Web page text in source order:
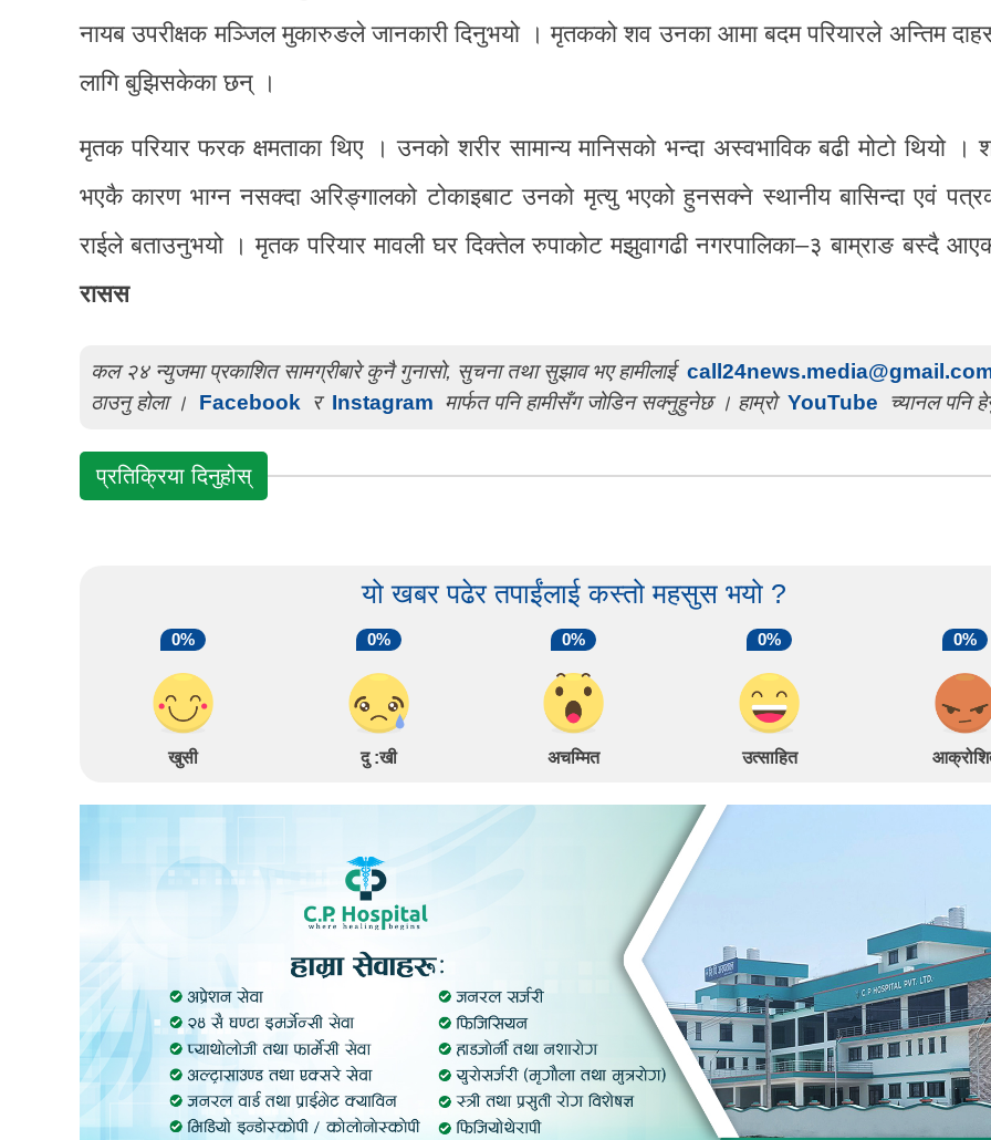
नायब उपरीक्षक मञ्जिल मुकारुङले जानकारी दिनुभयो । मृतकको शव उनका आमा बदम परियारले अन्तिम
लागि बुझिसकेका छन् ।
मृतक परियार फरक क्षमताका थिए । उनको शरीर सामान्य मानिसको भन्दा अस्वभाविक बढी मोटो थियो ।
भएकै कारण भाग्न नसक्दा अरिङ्गालको टोकाइबाट उनको मृत्यु भएको हुनसक्ने स्थानीय बासिन्दा एवं
राईले बताउनुभयो । मृतक परियार मावली घर दिक्तेल रुपाकोट मझुवागढी नगरपालिका–३ बाम्राङ बस्दै
रासस
कल २४ न्युजमा प्रकाशित सामग्रीबारे कुनै गुनासो, सुचना तथा सुझाव भए हामीलाई
ठाउनु होला ।
Facebook र Instagram मार्फत पनि हामीसँग जोडिन सक्नुहुनेछ । हाम्रो YouTube च्यानल पनि
प्रतिक्रिया दिनुहोस्
यो खबर पढेर तपाईंलाई कस्तो महसुस भयो ?
0%
खुसी
0%
दु :खी
0%
अचम्मित
0%
उत्साहित
0%